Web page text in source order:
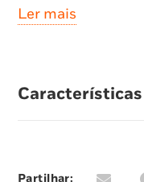
tornar-se uma
trabalhou durante
Ler mais
Características
Partilhar: